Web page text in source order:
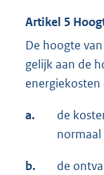
Artikel 5
De hoogte
gelijk aan de
a.
de
b. de